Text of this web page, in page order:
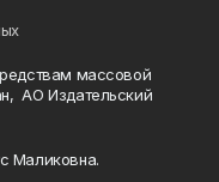
массовой
АО Издательский
Маликовна.